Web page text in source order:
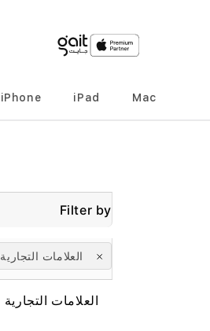
Mac
iPad
iPhone
العلامات التجارية
العلامات التجارية